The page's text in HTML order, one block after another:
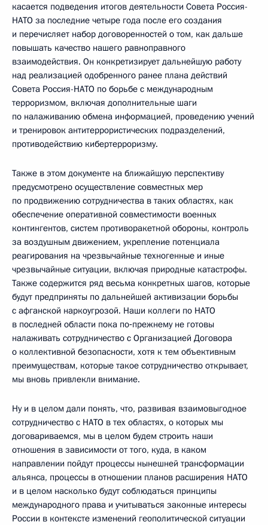
касается подведения итогов деятельности Совета Россия-
НАТО за последние четыре года после его создания
и перечисляет набор договоренностей о том, как дальше
повышать качество нашего равноправного
взаимодействия. Он конкретизирует дальнейшую работу
над реализацией одобренного ранее плана действий
Совета Россия-НАТО по борьбе с международным
терроризмом, включая дополнительные шаги
по налаживанию обмена информацией, проведению учений
и тренировок антитеррористических подразделений,
противодействию кибертерроризму.
Также в этом документе на ближайшую перспективу
предусмотрено осуществление совместных мер
по продвижению сотрудничества в таких областях, как
обеспечение оперативной совместимости военных
контингентов, систем противоракетной обороны, контроль
за воздушным движением, укрепление потенциала
реагирования на чрезвычайные техногенные и иные
чрезвычайные ситуации, включая природные катастрофы.
Также содержится ряд весьма конкретных шагов, которые
будут предприняты по дальнейшей активизации борьбы
с афганской наркоугрозой. Наши коллеги по НАТО
в последней области пока по‑прежнему не готовы
налаживать сотрудничество с Организацией Договора
о коллективной безопасности, хотя к тем объективным
преимуществам, которые такое сотрудничество открывает,
мы вновь привлекли внимание.
Ну и в целом дали понять, что, развивая взаимовыгодное
сотрудничество с НАТО в тех областях, о которых мы
договариваемся, мы в целом будем строить наши
отношения в зависимости от того, куда, в каком
направлении пойдут процессы нынешней трансформации
альянса, процессы в отношении планов расширения НАТО
и в целом насколько будут соблюдаться принципы
международного права и учитываться законные интересы
России в контексте изменений геополитической ситуации